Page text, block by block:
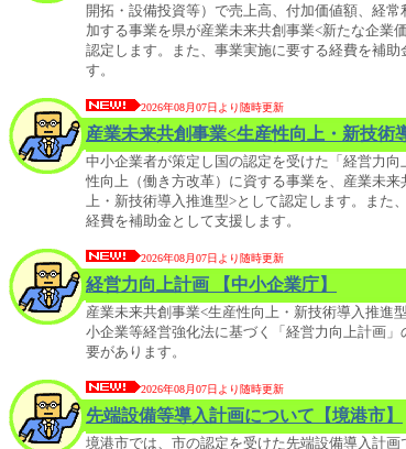
開拓・設備投資等）で売上高、付加価値額、経常
加する事業を県が産業未来共創事業<新たな企業
認定します。また、事業実施に要する経費を補助
す。
2026年08月07日より随時更新
産業未来共創事業<生産性向上・新技術
中小企業者が策定し国の認定を受けた「経営力向
性向上（働き方改革）に資する事業を、産業未来
上・新技術導入推進型>として認定します。また
経費を補助金として支援します。
2026年08月07日より随時更新
経営力向上計画 【中小企業庁】
産業未来共創事業<生産性向上・新技術導入推進
小企業等経営強化法に基づく「経営力向上計画」
要があります。
2026年08月07日より随時更新
先端設備等導入計画について【境港市】
境港市では、市の認定を受けた先端設備導入計画